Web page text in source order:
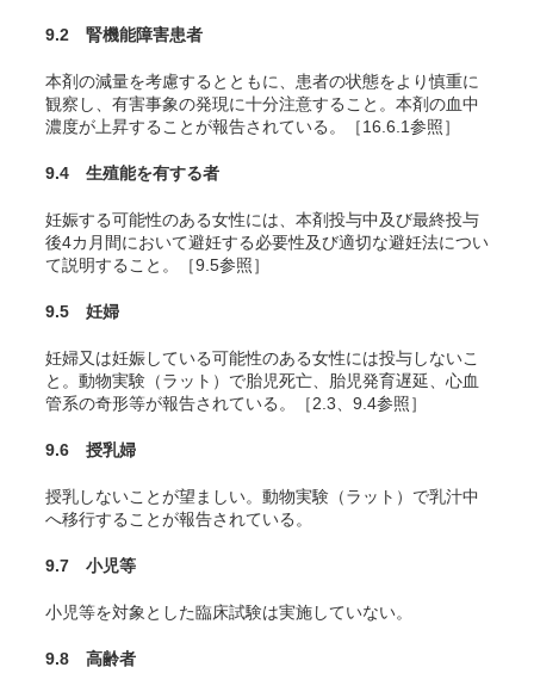
9.2 腎機能障害患者
本剤の減量を考慮するとともに、患者の状態をより慎重に
観察し、有害事象の発現に十分注意すること。本剤の血中
濃度が上昇することが報告されている。［16.6.1参照］
9.4 生殖能を有する者
妊娠する可能性のある女性には、本剤投与中及び最終投与
後4カ月間において避妊する必要性及び適切な避妊法につい
て説明すること。［9.5参照］
9.5 妊婦
妊婦又は妊娠している可能性のある女性には投与しないこ
と。動物実験（ラット）で胎児死亡、胎児発育遅延、心血
管系の奇形等が報告されている。［2.3、9.4参照］
9.6 授乳婦
授乳しないことが望ましい。動物実験（ラット）で乳汁中
へ移行することが報告されている。
9.7 小児等
小児等を対象とした臨床試験は実施していない。
9.8 高齢者